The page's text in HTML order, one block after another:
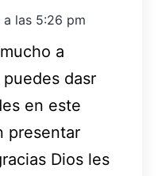
a las 5:26 pm
a
dasr
en este
presentar
Dios les